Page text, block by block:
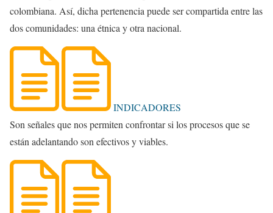
colombiana. Así, dicha pertenencia puede ser compartida entre las
dos comunidades: una étnica y otra nacional.
INDICADORES
Son señales que nos permiten confrontar si los procesos que se
están adelantando son efectivos y viables.